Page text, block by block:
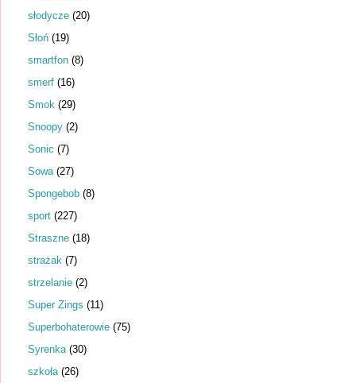
słodycze (20)
Słoń (19)
smartfon (8)
smerf (16)
Smok (29)
Snoopy (2)
Sonic (7)
Sowa (27)
Spongebob (8)
sport (227)
Straszne (18)
strażak (7)
strzelanie (2)
Super Zings (11)
Superbohaterowie (75)
Syrenka (30)
szkoła (26)